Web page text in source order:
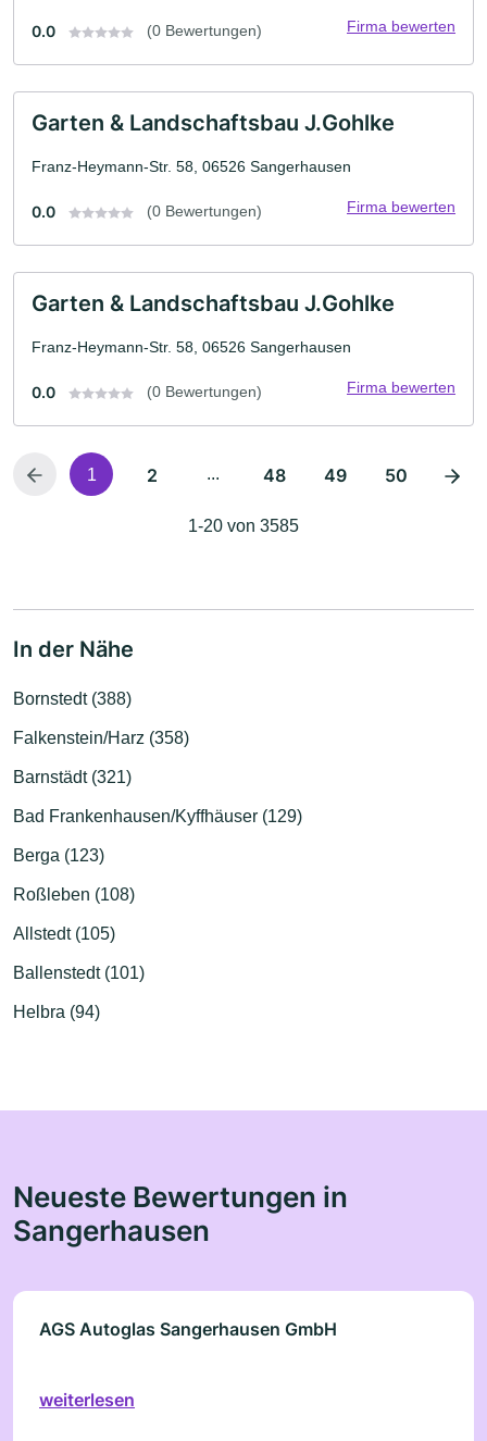
0.0 (0 Bewertungen) Firma bewerten
Garten & Landschaftsbau J.Gohlke
Franz-Heymann-Str. 58, 06526 Sangerhausen
0.0 (0 Bewertungen) Firma bewerten
Garten & Landschaftsbau J.Gohlke
Franz-Heymann-Str. 58, 06526 Sangerhausen
0.0 (0 Bewertungen) Firma bewerten
1 2 ... 48 49 50
1-20 von 3585
In der Nähe
Bornstedt (388)
Falkenstein/Harz (358)
Barnstädt (321)
Bad Frankenhausen/Kyffhäuser (129)
Berga (123)
Roßleben (108)
Allstedt (105)
Ballenstedt (101)
Helbra (94)
Neueste Bewertungen in
Sangerhausen
AGS Autoglas Sangerhausen GmbH
weiterlesen